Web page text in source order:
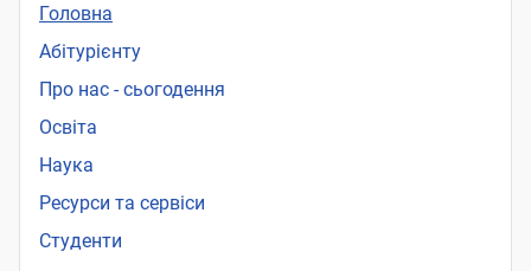
Головна
Абітурієнту
Про нас - сьогодення
Освіта
Наука
Ресурси та сервіси
Студенти